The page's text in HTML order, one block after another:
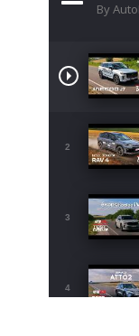
By
2
3
4